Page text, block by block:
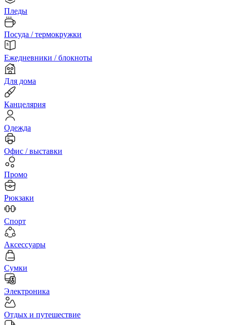
Пледы
Посуда / термокружки
Ежедневники / блокноты
Для дома
Канцелярия
Одежда
Офис / выставки
Промо
Рюкзаки
Спорт
Аксессуары
Сумки
Электроника
Отдых и путешествие